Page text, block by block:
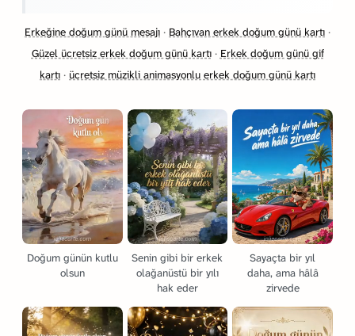
Erkeğine doğum günü mesajı · Bahçıvan erkek doğum günü kartı ·
Güzel ücretsiz erkek doğum günü kartı· Erkek doğum günü gif
kartı · ücretsiz müzikli animasyonlu erkek doğum günü kartı
Doğum günün kutlu
olsun
Senin gibi bir erkek
olağanüstü bir yılı
hak eder
Sayaçta bir yıl
daha, ama hâlâ
zirvede